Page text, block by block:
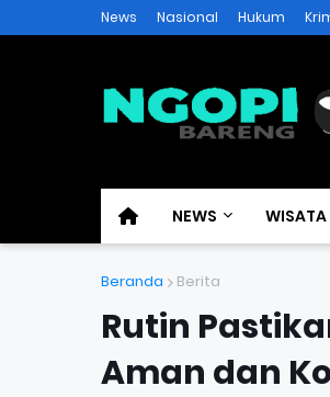
News Nasional Hukum
NEWS WISATA
Beranda Berita
Rutin
Aman dan